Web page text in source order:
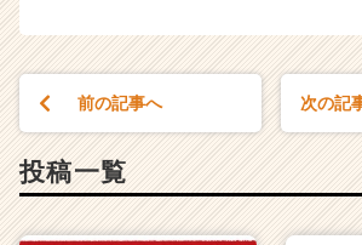
前の記事へ 次の記
投稿一覧